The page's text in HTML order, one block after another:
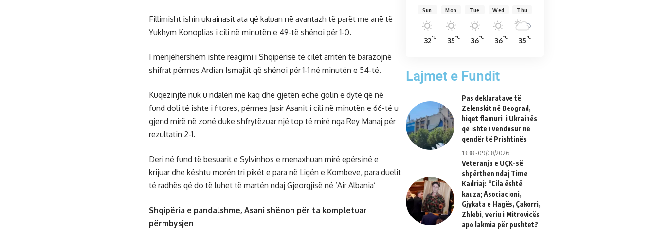
Fillimisht ishin ukrainasit ata që kaluan në avantazh të parët me anë të
Yukhym Konoplias i cili në minutën e 49-të shënoi për 1-0.
I menjëhershëm ishte reagimi i Shqipërisë të cilët arritën të barazojnë
shifrat përmes Ardian Ismajlit që shënoi për 1-1 në minutën e 54-të.
Kuqezinjtë nuk u ndalën më kaq dhe gjetën edhe golin e dytë që në
fund doli të ishte i fitores, përmes Jasir Asanit i cili në minutën e 66-të u
gjend mirë në zonë duke shfrytëzuar një top të mirë nga Rey Manaj për
rezultatin 2-1.
Deri në fund të besuarit e Sylvinhos e menaxhuan mirë epërsinë e
krijuar dhe kështu morën tri pikët e para në Ligën e Kombeve, para duelit
të radhës që do të luhet të martën ndaj Gjeorgjisë në ‘Air Albania’
Shqipëria e pandalshme, Asani shënon për ta kompletuar
përmbysjen
Sun
32°C
Mon
35°C
Tue
36°C
Wed
36°C
Thu
35°C
Lajmet e Fundit
Pas deklaratave të
Zelenskit në Beograd,
hiqet flamuri i Ukrainës
që ishte i vendosur në
qendër të Prishtinës
13:38 -09/08/2026
Veteranja e UÇK-së
shpërthen ndaj Time
Kadriaj: “Cila është
kauza; Asociacioni,
Gjykata e Hagës, Çakorri,
Zhlebi, veriu i Mitrovicës
apo lakmia për pushtet?